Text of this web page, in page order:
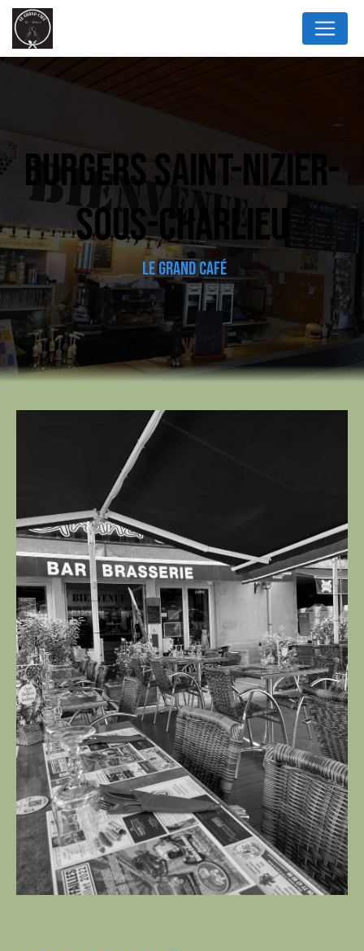
BURGERS SAINT-NIZIER-
SOUS-CHARLIEU
LE GRAND CAFÉ
Panneau de gestion des cookies